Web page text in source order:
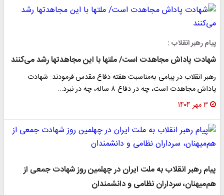
پیام رهبر انقلاب :
شهادت پاداش مجاهدت است/ ملتها با این مجاهدتها رشد می‌کنند
رهبر انقلاب در پیامی به‌مناسبت هفته دفاع مقدس فرمودند: شهادت
پاداش مجاهدت است، چه در دفاع ۸ ساله، چه در نبرد…
۳ مهر ۱۴۰۴
پیام رهبر انقلاب به ملت ایران در چهلمین روز شهادت جمعی از
هم‌میهنان، سرداران نظامی و دانشمندان